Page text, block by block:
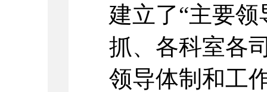
建立了“主要
抓、各科室各
领导体制和工